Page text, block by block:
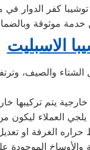
كفر
الاسبليت
والصيف،
يتم تركيبها
يلجي العملاء
الغرفة او تعديل